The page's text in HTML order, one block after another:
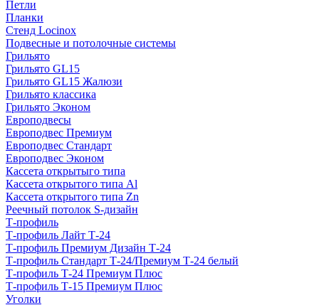
Петли
Планки
Стенд Locinox
Подвесные и потолочные системы
Грильято
Грильято GL15
Грильято GL15 Жалюзи
Грильято классика
Грильято Эконом
Европодвесы
Европодвес Премиум
Европодвес Стандарт
Европодвес Эконом
Кассета открытыго типа
Кассета открытого типа Al
Кассета открытого типа Zn
Реечный потолок S-дизайн
Т-профиль
Т-профиль Лайт Т-24
Т-профиль Премиум Дизайн Т-24
Т-профиль Стандарт Т-24/Премиум Т-24 белый
Т-профиль Т-24 Премиум Плюс
Т-профиль Т-15 Премиум Плюс
Уголки